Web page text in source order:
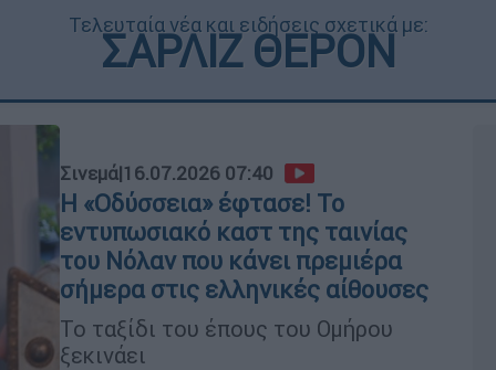
Τελευταία νέα και ειδήσεις σχετικά με:
ΣΑΡΛΙΖ ΘΕΡΟΝ
Σινεμά|16.07.2026 07:40
Η «Οδύσσεια» έφτασε! Το
εντυπωσιακό καστ της ταινίας
του Νόλαν που κάνει πρεμιέρα
σήμερα στις ελληνικές αίθουσες
Το ταξίδι του έπους του Ομήρου
ξεκινάει